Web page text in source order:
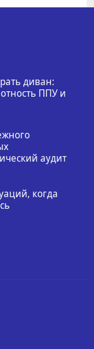
диван:
ППУ и
аудит
когда